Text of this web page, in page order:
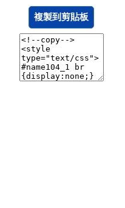
複製到剪貼板